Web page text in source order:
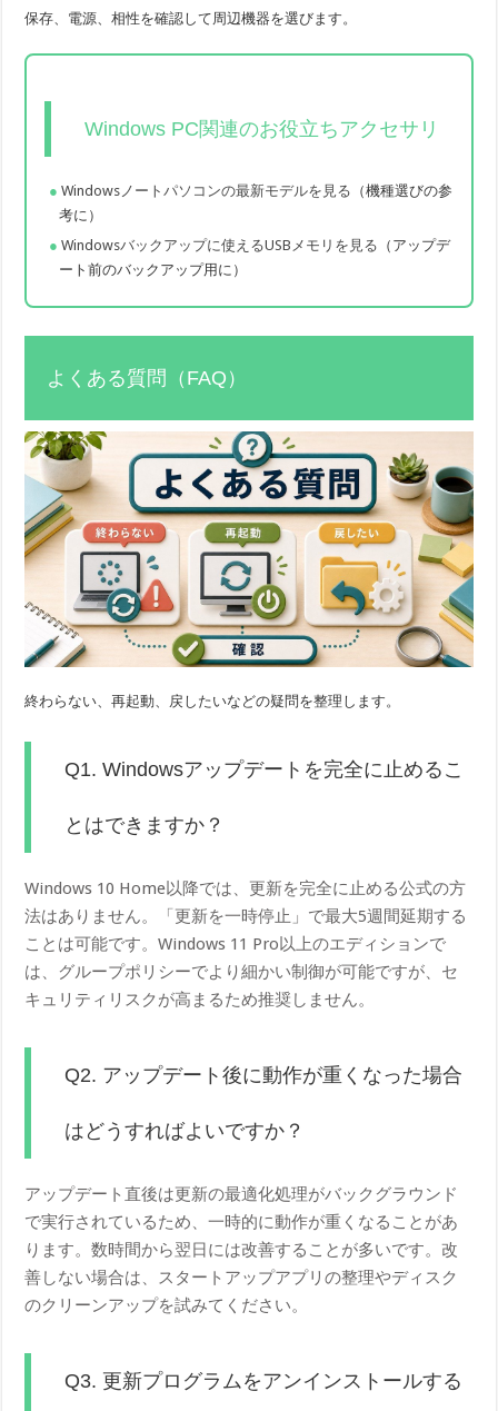
保存、電源、相性を確認して周辺機器を選びます。
Windows PC関連のお役立ちアクセサリ
Windowsノートパソコンの最新モデルを見る （機種選びの参
考に）
Windowsバックアップに使えるUSBメモリを見る （アップデ
ート前のバックアップ用に）
よくある質問（FAQ）
終わらない、再起動、戻したいなどの疑問を整理します。
Q1. Windowsアップデートを完全に止めるこ
とはできますか？
Windows 10 Home以降では、更新を完全に止める公式の方
法はありません。「更新を一時停止」で最大5週間延期する
ことは可能です。Windows 11 Pro以上のエディションで
は、グループポリシーでより細かい制御が可能ですが、セ
キュリティリスクが高まるため推奨しません。
Q2. アップデート後に動作が重くなった場合
はどうすればよいですか？
アップデート直後は更新の最適化処理がバックグラウンド
で実行されているため、一時的に動作が重くなることがあ
ります。数時間から翌日には改善することが多いです。改
善しない場合は、スタートアップアプリの整理やディスク
のクリーンアップを試みてください。
Q3. 更新プログラムをアンインストールする